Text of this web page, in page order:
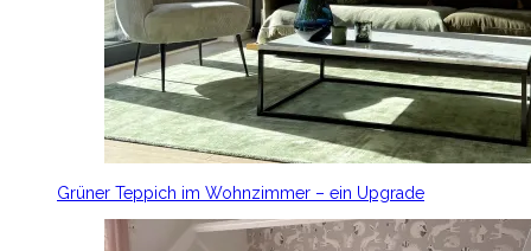
Grüner Teppich im Wohnzimmer – ein Upgrade